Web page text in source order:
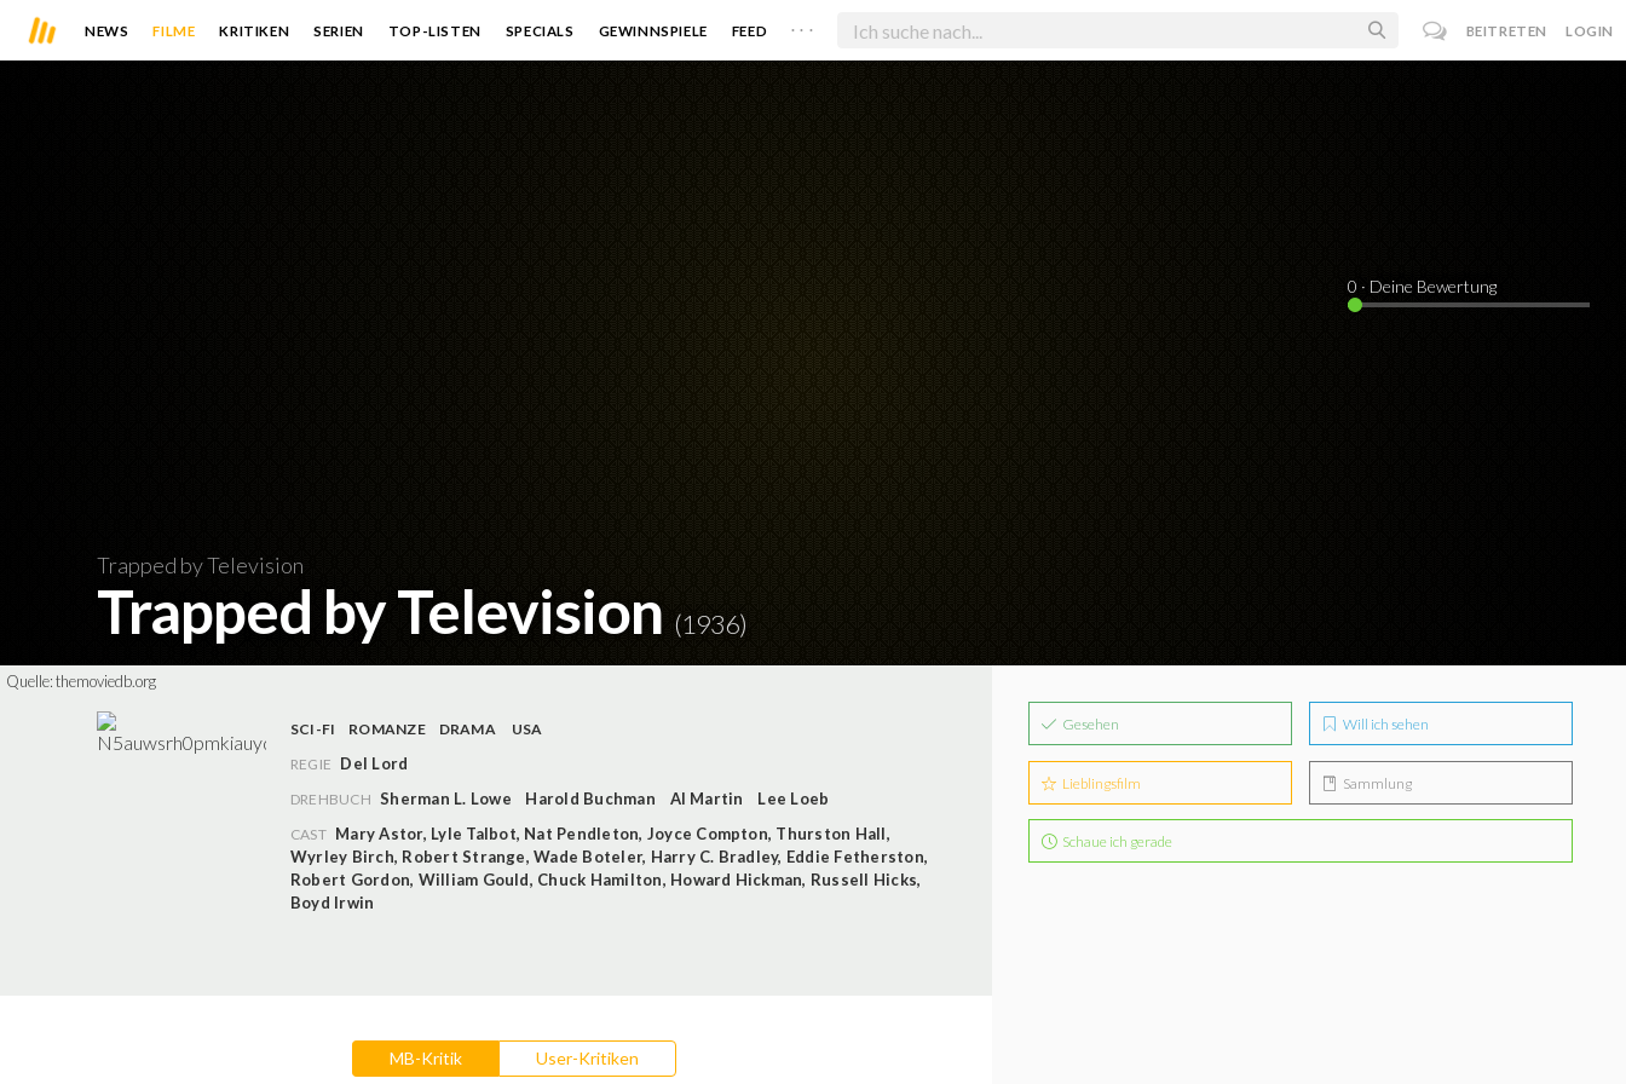
NEWS FILME KRITIKEN SERIEN TOP-LISTEN SPECIALS GEWINNSPIELE FEED . . . BEITRETEN LOGIN
Trapped by Television
Trapped by Television (1936)
0 · Deine Bewertung
Quelle:themoviedb.org
SCI-FI ROMANZE DRAMA
USA
REGIE Del Lord
DREHBUCH Sherman L. Lowe Harold Buchman Al Martin Lee Loeb
CAST Mary Astor, Lyle Talbot, Nat Pendleton, Joyce Compton, Thurston Hall,
Wyrley Birch, Robert Strange,Wade Boteler, Harry C. Bradley, Eddie Fetherston,
Robert Gordon, William Gould, Chuck Hamilton, Howard Hickman, Russell Hicks,
Boyd Irwin
MB-Kritik User-Kritiken
Gesehen Will ich sehen
Lieblingsfilm Sammlung
Schaue ich gerade